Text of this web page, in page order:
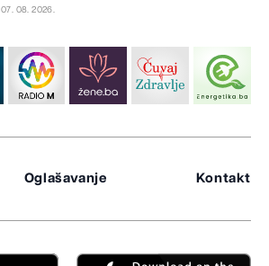
07. 08. 2026.
Oglašavanje Kontakt